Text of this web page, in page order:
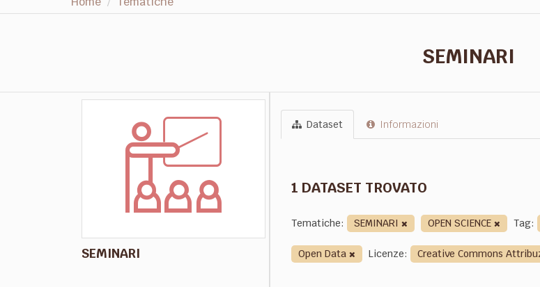
SEMINARI
SEMINARI
Dataset Informazioni
1 DATASET TROVATO
Tematiche: SEMINARI OPEN SCIENCE Tag:
Open Data
Licenze: Creative Commons